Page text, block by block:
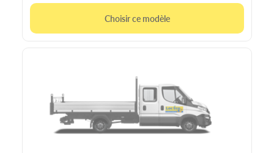
Choisir ce modèle